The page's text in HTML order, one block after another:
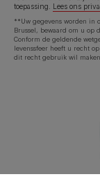
toepassing. Lees ons
**Uw gegevens worden in
Brussel, bewaard om u op
Conform de geldende
levenssfeer heeft u recht
dit recht gebruik wil